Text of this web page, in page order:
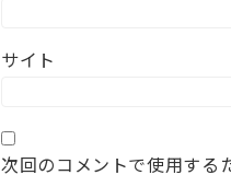
サイト
次回のコメントで使用する